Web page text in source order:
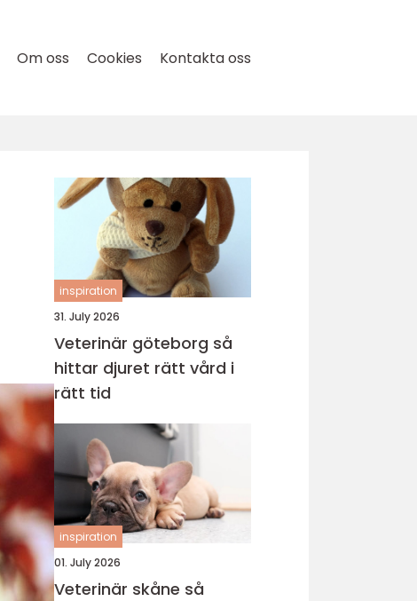
Om oss Cookies Kontakta oss
inspiration
31. July 2026
Veterinär göteborg så
hittar djuret rätt vård i
rätt tid
inspiration
01. July 2026
Veterinär skåne så